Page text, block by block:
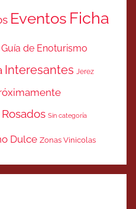
Eventos Ficha
Guía de Enoturismo
Interesantes Jerez
Rosados Sin categoría
Dulce Zonas Vinicolas